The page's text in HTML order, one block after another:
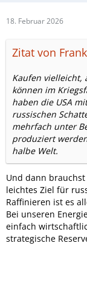
18. Februar 2026
Zitat von
Kaufen vielleicht,
können im
haben die USA
russischen
mehrfach unter
produziert
halbe Welt.
Und dann
leichtes Ziel für
Raffinieren ist es
Bei unseren
einfach
strategische